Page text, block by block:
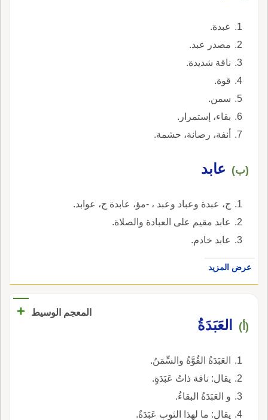
عبدة.
مصدر عبد.
ناقة شديدة.
قوة.
سمن.
بقاء، إستمرار.
أنفة، رصانة، حشمة.
(ب) عابد
ج، عبدة وعباد وعبد ، -مؤ، عابدة ج، عوابد.
عابد مقيم على العبادة والصلاة.
عابد خادم.
عرض المزيد
المعجم الوسيط +
(أ) العَبَدَةُ
العَبَدَةُ القُوَّةُ والسِّمَنُ.
يقال: ناقة ذاتُ عَبَدَةٍ.
و العَبَدَةُ البقاءُ.
يقال: ما لهذا الثوب عَبَدَةٌ.